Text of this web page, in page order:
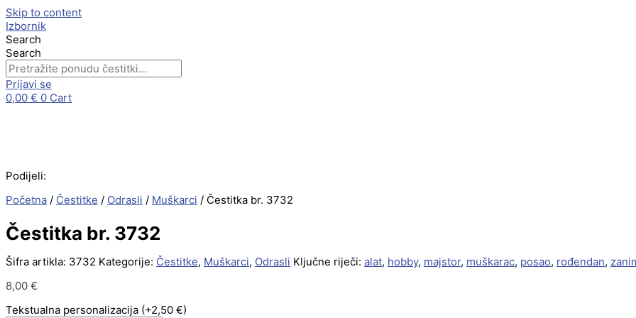
Skip to content
Izbornik
Search
Search
Prijavi se
0,00 € 0 Cart
Podijeli:
Početna / Čestitke / Odrasli / Muškarci / Čestitka br. 3732
Čestitka br. 3732
Šifra artikla: 3732 Kategorije: Čestitke, Muškarci, Odrasli Ključne riječi: alat, hobby, majstor, muškarac, posao, rođendan,
8,00 €
Tekstualna personalizacija (+2,50 €)